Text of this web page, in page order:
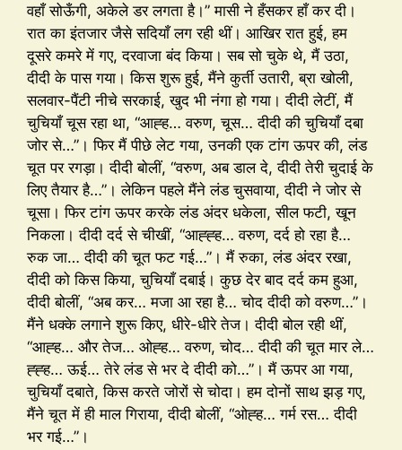
वहाँ सोऊँगी, अकेले डर लगता है।” मासी ने हँसकर हाँ कर दी।
रात का इंतजार जैसे सदियाँ लग रही थीं। आखिर रात हुई, हम
दूसरे कमरे में गए, दरवाजा बंद किया। सब सो चुके थे, मैं उठा,
दीदी के पास गया। किस शुरू हुई, मैंने कुर्ती उतारी, ब्रा खोली,
सलवार-पैंटी नीचे सरकाई, खुद भी नंगा हो गया। दीदी लेटीं, मैं
चुचियाँ चूस रहा था, “आह्ह… वरुण, चूस… दीदी की चुचियाँ दबा
जोर से…”। फिर मैं पीछे लेट गया, उनकी एक टांग ऊपर की, लंड
चूत पर रगड़ा। दीदी बोलीं, “वरुण, अब डाल दे, दीदी तेरी चुदाई के
लिए तैयार है…”। लेकिन पहले मैंने लंड चुसवाया, दीदी ने जोर से
चूसा। फिर टांग ऊपर करके लंड अंदर धकेला, सील फटी, खून
निकला। दीदी दर्द से चीखीं, “आह्ह्ह… वरुण, दर्द हो रहा है…
रुक जा… दीदी की चूत फट गई…”। मैं रुका, लंड अंदर रखा,
दीदी को किस किया, चुचियाँ दबाई। कुछ देर बाद दर्द कम हुआ,
दीदी बोलीं, “अब कर… मजा आ रहा है… चोद दीदी को वरुण…”।
मैंने धक्के लगाने शुरू किए, धीरे-धीरे तेज। दीदी बोल रही थीं,
“आह्ह… और तेज… ओह्ह… वरुण, चोद… दीदी की चूत मार ले…
ह्ह्ह… ऊई… तेरे लंड से भर दे दीदी को…”। मैं ऊपर आ गया,
चुचियाँ दबाते, किस करते जोरों से चोदा। हम दोनों साथ झड़ गए,
मैंने चूत में ही माल गिराया, दीदी बोलीं, “ओह्ह… गर्म रस… दीदी
भर गई…”।